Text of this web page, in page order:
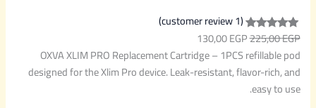
Rated5.00
out of 5
based on
1
customer
(1 customer review)
225,00EGP
130,00EGP
OXVA XLIM PRO Replacement Cartridge – 1PCS refillable pod
designed for the Xlim Pro device. Leak-resistant, flavor-rich, and
easy to use.